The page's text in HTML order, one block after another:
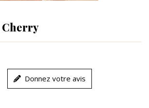
Cherry
Donnez votre avis